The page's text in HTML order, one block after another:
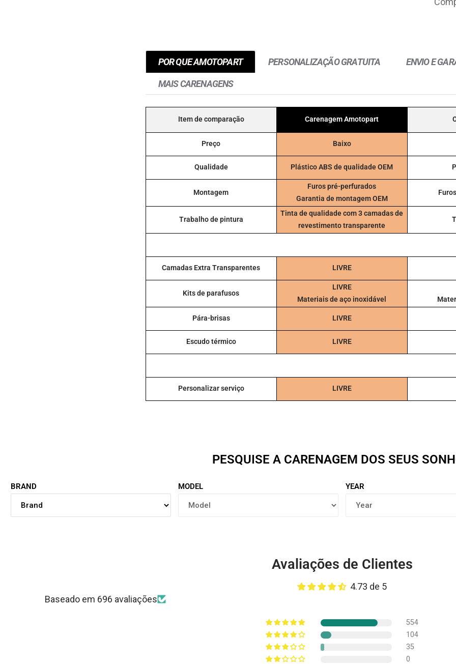
POR QUE AMOTOPART
Item de comparação Carenagem Amotopart
Preço Baixo
Qualidade Plástico ABS de qualidade OEM
Montagem
Furos pré-perfurados
Garantia de montagem OEM
Trabalho de pintura
Tinta de qualidade com 3 camadas de
revestimento transparente
Camadas Extra Transparentes LIVRE
Kits de parafusos
LIVRE
Materiais de aço inoxidável
Pára-brisas LIVRE
Escudo térmico LIVRE
Personalizar serviço LIVRE
PERSONALIZAÇÃO GRATUITA ENVIO E
MAIS CARENAGENS
PESQUISE A CARENAGEM DOS SEUS
BRAND MODEL YEAR
Avaliações de Clientes
4.73 de 5
Baseado em 696 avaliações
554
104
35
0